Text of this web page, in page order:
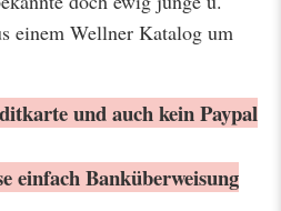
einem Wellner Katalog um
und auch kein Paypal
einfach Banküberweisung